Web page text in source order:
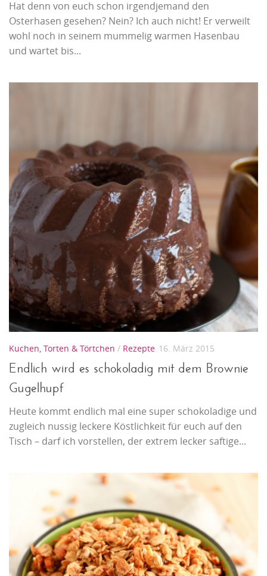
Hat denn von euch schon irgendjemand den
Osterhasen gesehen? Nein? Ich auch nicht! Er verweilt
wohl noch in seinem mummelig warmen Hasenbau
und wartet bis...
Kuchen, Torten & Törtchen / Rezepte 16. März 2015
Endlich wird es schokoladig mit dem Brownie
Gugelhupf
Heute kommt endlich mal eine super schokoladige und
zugleich nussig leckere Köstlichkeit für euch auf den
Tisch – darf ich vorstellen, der extrem lecker saftige...